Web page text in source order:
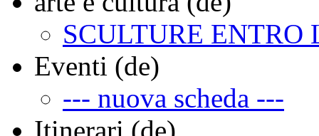
SCULTURE
Eventi (de)
--- nuova scheda ---